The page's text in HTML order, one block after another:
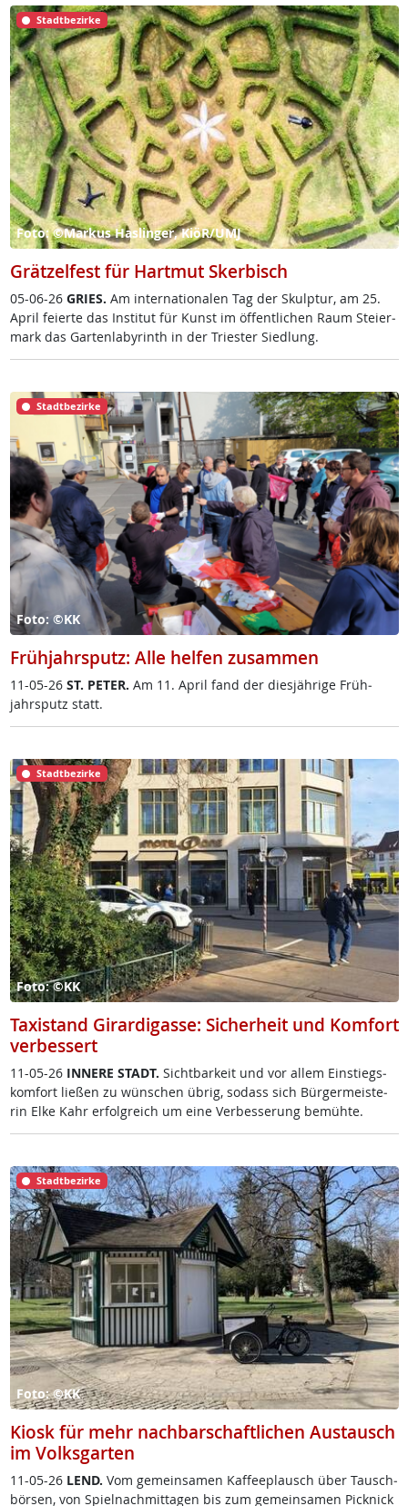
Stadtbezirke
Foto: ©Markus Haslinger, KiöR/UMJ
Grätzelfest für Hartmut Skerbisch
05-06-26 GRIES. Am in­ter­na­tio­na­len Tag der Skulp­tur, am 25.
April fei­er­te das In­sti­tut für Kunst im öf­f­ent­li­chen Raum Stei­er­
mark das Gar­ten­la­byrinth in der Tri­es­ter Sied­lung.
Stadtbezirke
Foto: ©KK
Frühjahrsputz: Alle helfen zusammen
11-05-26 ST. PE­TER. Am 11. April fand der dies­jäh­ri­ge Früh­
jahrs­putz statt.
Stadtbezirke
Foto: ©KK
Taxistand Girardigasse: Sicherheit und Komfort
verbessert
11-05-26 IN­NE­RE STADT. Sicht­bar­keit und vor al­lem Ein­s­tiegs­
kom­fort lie­ßen zu wün­schen üb­rig, so­dass sich Bür­ger­meis­te­
rin El­ke Kahr er­folg­reich um ei­ne Ver­bes­se­rung be­müh­te.
Stadtbezirke
Foto: ©KK
Kiosk für mehr nachbarschaftlichen Austausch
im Volksgarten
11-05-26 LEND. Vom ge­mein­sa­men Kaf­fee­plausch über Tausch­
bör­sen, von Spiel­nach­mit­ta­gen bis zum ge­mein­sa­men Pick­nick